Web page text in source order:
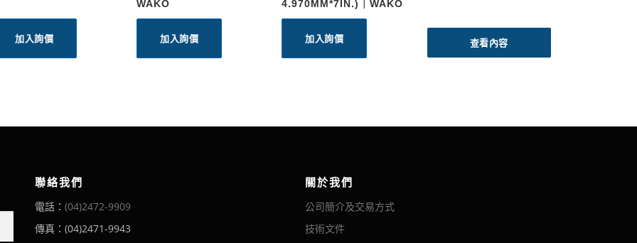
加入詢價
WAKO
加入詢價
4.970MM*7IN.)｜WAKO
加入詢價 查看內容
聯絡我們
電話： (04)2472-9909
傳真：(04)2471-9943
關於我們
公司簡介及交易方式
技術文件